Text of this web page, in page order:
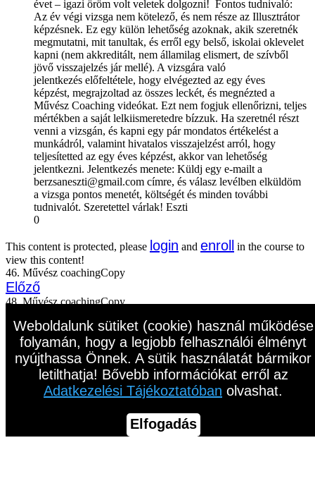
évet – igazi öröm volt veletek dolgozni! Fontos tudnivaló:
Az év végi vizsga nem kötelező, és nem része az Illusztrátor
képzésnek. Ez egy külön lehetőség azoknak, akik szeretnék
megmutatni, mit tanultak, és erről egy belső, iskolai oklevelet
kapni (nem akkreditált, nem államilag elismert, de szívből
jövő visszajelzés jár mellé). A vizsgára való
jelentkezés előfeltétele, hogy elvégezted az egy éves
képzést, megrajzoltad az összes leckét, és megnézted a
Művész Coaching videókat. Ezt nem fogjuk ellenőrizni, teljes
mértékben a saját lelkiismeretedre bízzuk. Ha szeretnél részt
venni a vizsgán, és kapni egy pár mondatos értékelést a
munkádról, valamint hivatalos visszajelzést arról, hogy
teljesítetted az egy éves képzést, akkor van lehetőség
jelentkezni. Jelentkezés menete: Küldj egy e-mailt a
berzsaneszti@gmail.com címre, és válasz levélben elküldöm
a vizsga pontos menetét, költségét és minden további
tudnivalót. Szeretettel várlak! Eszti
0
This content is protected, please login and enroll
in the course to
view this content!
46. Művész coachingCopy
Előző
48. Művész coachingCopy
Weboldalunk sütiket (cookie) használ működése
folyamán, hogy a legjobb felhasználói élményt
nyújthassa Önnek. A sütik használatát bármikor
letilthatja! Bővebb információkat erről az
Adatkezelési Tájékoztatóban olvashat.
Elfogadás